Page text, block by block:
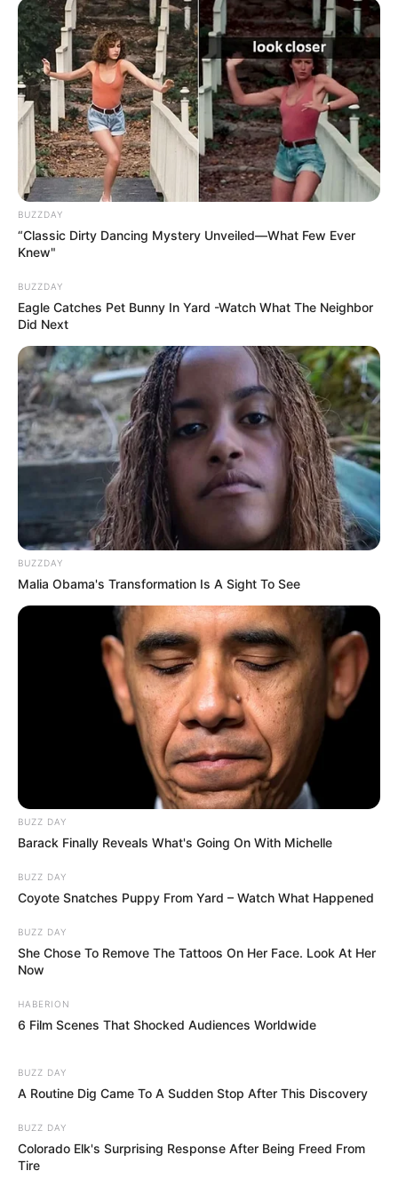
Számtalan okot tudnék mondani, de én most csak
egyet fogok. Szeretném a gyerekeimnek azt
keményen, tanuljatok sokat, legyetek a legjobbak
abban, amit szerettek, amit csináltok, és akkor
sikeres emberek lesztek, és boldogok. És nem
szeretném nekik azt mondani, hogy »Figyeljetek,
tök mindegy, ne tanuljatok, ne tegyetek
erőfeszítéseket! Nem baj, hogyha nem vagytok
abban annyira jók, amit csináltok, lehettek
közepesek vagy akár gyengék is, a lényeg, hogy jól
helyezkedjetek, és akkor bármi lehet belőletek!
Lehettek Kossuth-díjasok, lehettek miniszterek,
lehettek milliárdosok ebben az országban,
mindegy, a lényeg a helyezkedés. Szóval ne
tegyetek ebbe energiát, nem baj, hogyha nem
vagytok jók«
BUZZDAY
“Classic Dirty Dancing Mystery Unveiled—What Few Ever
Knew"
BUZZDAY
Eagle Catches Pet Bunny In Yard -Watch What The Neighbor
Did Next
BUZZDAY
Malia Obama's Transformation Is A Sight To See
BUZZ DAY
Barack Finally Reveals What's Going On With Michelle
BUZZ DAY
Coyote Snatches Puppy From Yard – Watch What Happened
BUZZ DAY
She Chose To Remove The Tattoos On Her Face. Look At Her
Now
HABERION
6 Film Scenes That Shocked Audiences Worldwide
BUZZ DAY
A Routine Dig Came To A Sudden Stop After This Discovery
BUZZ DAY
Colorado Elk's Surprising Response After Being Freed From
Tire